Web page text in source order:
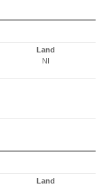
Land
NI
Land